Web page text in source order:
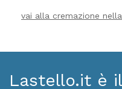
vai alla cremazione
Lastello.it è